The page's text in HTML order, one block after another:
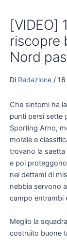
[VIDEO]
riscopre
Nord
Di Redazione /
Che sintomi ha
punti persi sette
Sporting Arno,
morale e
trovano la saetta
e poi
nei dettami di
nebbia servono
campo entrambi
Meglio la
costruito buone